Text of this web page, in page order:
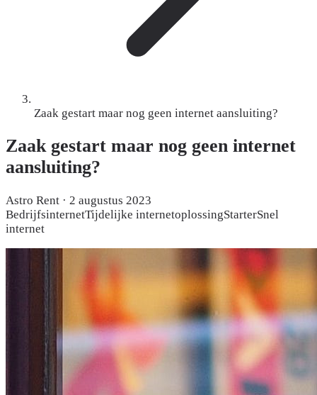
Zaak gestart maar nog geen internet aansluiting?
Zaak gestart maar nog geen internet
aansluiting?
Astro Rent · 2 augustus 2023
BedrijfsinternetTijdelijke internetoplossingStarterSnel
internet